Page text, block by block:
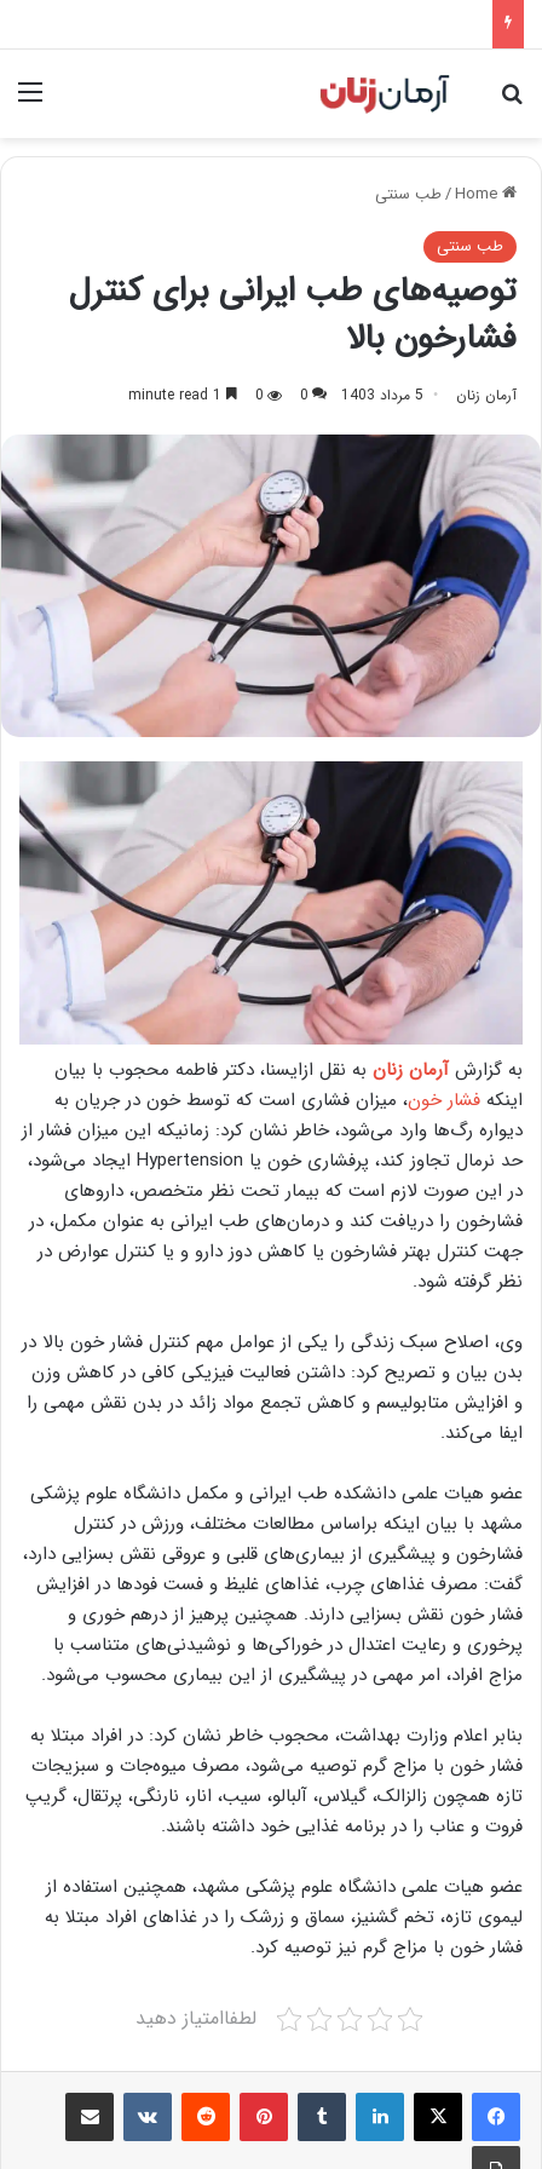
Search for
/طب سنتی
طب سنتی
توصیه‌های طب ایرانی برای کنترل
فشارخون بالا
آرمان زنان 5 مرداد 1403 0
0
به گزارشآرمان زنان به نقل ازایسنا، دکتر فاطمه محجوب با بیان
اینکه فشار خون، میزان فشاری است که توسط خون در جریان به
دیواره رگ‌ها وارد می‌شود، خاطر نشان کرد: زمانیکه این میزان فشار از
حد نرمال تجاوز کند، پرفشاری خون یا Hypertension ایجاد می‌شود،
در این صورت لازم است که بیمار تحت نظر متخصص، داروهای
فشارخون را دریافت کند و درمان‌های طب ایرانی به عنوان مکمل، در
جهت کنترل بهتر فشارخون یا کاهش دوز دارو و یا کنترل عوارض در
نظر گرفته شود.
وی، اصلاح سبک زندگی را یکی از عوامل مهم کنترل فشار خون بالا در
بدن بیان و تصریح کرد: داشتن فعالیت فیزیکی کافی در کاهش وزن
و افزایش متابولیسم و کاهش تجمع مواد زائد در بدن نقش مهمی را
ایفا می‌کند.
عضو هیات علمی دانشکده طب ایرانی و مکمل دانشگاه علوم پزشکی
مشهد با بیان اینکه براساس مطالعات مختلف، ورزش در کنترل
فشارخون و پیشگیری از بیماری‌های قلبی و عروقی نقش بسزایی دارد،
گفت: مصرف غذاهای چرب، غذاهای غلیظ و فست فودها در افزایش
فشار خون نقش بسزایی دارند. همچنین پرهیز از درهم خوری و
پرخوری و رعایت اعتدال در خوراکی‌ها و نوشیدنی‌های متناسب با
مزاج افراد، امر مهمی در پیشگیری از این بیماری محسوب می‌شود.
بنابر اعلام وزارت بهداشت، محجوب خاطر نشان کرد: در افراد مبتلا به
فشار خون با مزاج گرم توصیه می‌شود، مصرف میوه‌جات و سبزیجات
تازه همچون زالزالک، گیلاس، آلبالو، سیب، انار، نارنگی، پرتقال، گریپ
فروت و عناب را در برنامه غذایی خود داشته باشند.
عضو هیات علمی دانشگاه علوم پزشکی مشهد، همچنین استفاده از
لیموی تازه، تخم گشنیز، سماق و زرشک را در غذاهای افراد مبتلا به
فشار خون با مزاج گرم نیز توصیه کرد.
لطفاامتیاز دهید
LinkedIn
Tumblr
Pinterest
Reddit
VKontakte
Share via Email
Print